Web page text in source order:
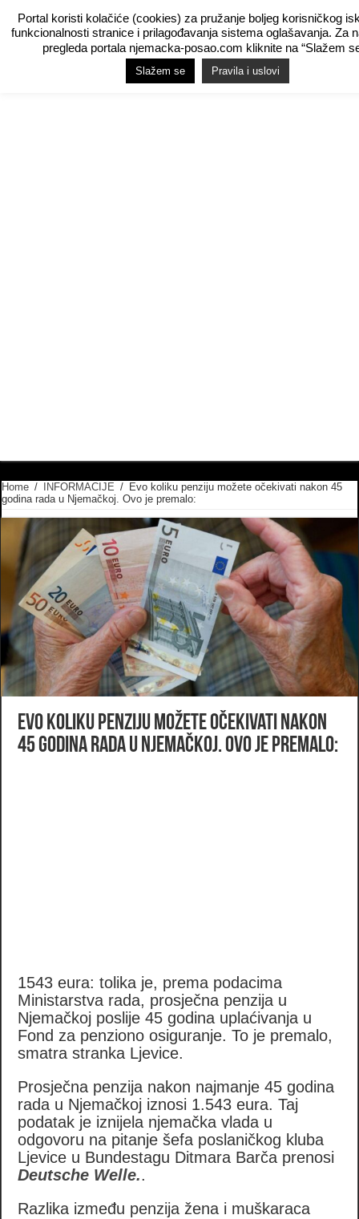
Home / INFORMACIJE / Evo koliku penziju možete očekivati nakon 45
godina rada u Njemačkoj. Ovo je premalo:
Evo koliku penziju možete očekivati nakon
45 godina rada u Njemačkoj. Ovo je premalo:
1543 eura: tolika je, prema podacima
Ministarstva rada, prosječna penzija u
Njemačkoj poslije 45 godina uplaćivanja u
Fond za penziono osiguranje. To je premalo,
smatra stranka Ljevice.
Prosječna penzija nakon najmanje 45 godina
rada u Njemačkoj iznosi 1.543 eura. Taj
podatak je iznijela njemačka vlada u
odgovoru na pitanje šefa poslaničkog kluba
Ljevice u Bundestagu Ditmara Barča prenosi
Deutsche Welle..
Razlika između penzija žena i muškaraca
Portal koristi kolačiće (cookies) za pružanje boljeg korisničkog
funkcionalnosti stranice i prilagođavanja sistema oglašavanja. Za
pregleda portala njemacka-posao.com kliknite na “Slažem
Slažem se Pravila i uslovi